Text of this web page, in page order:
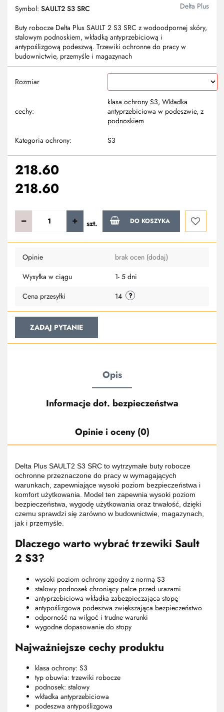
Symbol: SAULT2 S3 SRC Delta Plus
Buty robocze Delta Plus SAULT 2 S3 SRC z wodoodpornej skóry,
stalowym podnoskiem, wkładką antyprzebiciową i
antypoślizgową podeszwą. Trzewiki ochronne do pracy w
budownictwie, przemyśle i magazynach
Rozmiar
cechy:
klasa ochrony S3, Wkładka
antyprzebiciowa w podeszwie, z
podnoskiem
Kategoria ochrony:
S3
218.60
218.60
szt. DO KOSZYKA
Do
Opinie brak ocen (dodaj)
Wysyłka w ciągu
1- 5 dni
Cena przesyłki
14
ZADAJ PYTANIE
Opis
Informacje dot. bezpieczeństwa
Opinie i oceny (0)
Delta Plus SAULT2 S3 SRC to wytrzymałe buty robocze
ochronne przeznaczone do pracy w wymagających
warunkach, zapewniające wysoki poziom bezpieczeństwa i
komfort użytkowania. Model ten zapewnia wysoki poziom
bezpieczeństwa, wygodę użytkowania oraz trwałość, dzięki
czemu sprawdzi się zarówno w budownictwie, magazynach,
jak i przemyśle.
Dlaczego warto wybrać trzewiki Sault
2 S3?
wysoki poziom ochrony zgodny z normą S3
stalowy podnosek chroniący palce przed urazami
antyprzebiciowa wkładka zabezpieczająca stopę
antypoślizgowa podeszwa zwiększająca bezpieczeństwo
odporność na wilgoć i trudne warunki
wygodne dopasowanie do stopy
Najważniejsze cechy produktu
klasa ochrony: S3
typ obuwia: trzewiki robocze
podnosek: stalowy
wkładka antyprzebiciowa
podeszwa antypoślizgowa